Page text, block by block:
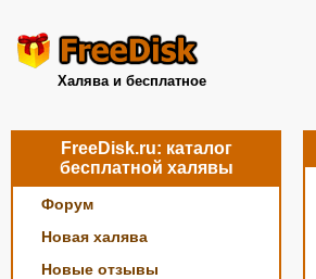
Халява и бесплатное
FreeDisk.ru: каталог
бесплатной халявы
Форум
Новая халява
Новые отзывы